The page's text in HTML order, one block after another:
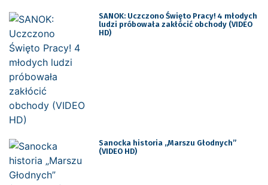
SANOK: Uczczono Święto Pracy! 4 młodych
ludzi próbowała zakłócić obchody (VIDEO
HD)
Sanocka historia „Marszu Głodnych”
(VIDEO HD)